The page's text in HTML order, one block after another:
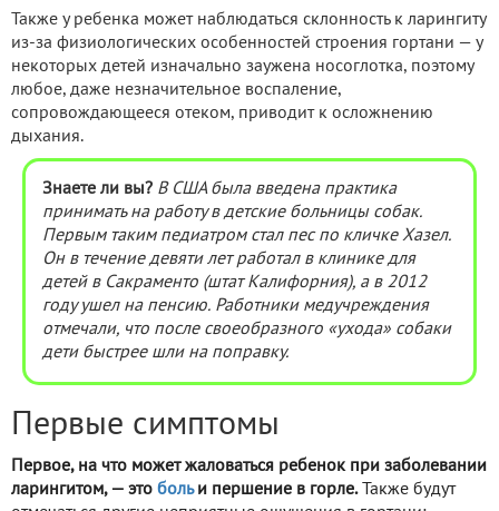
Также у ребенка может наблюдаться склонность к ларингиту
из-за физиологических особенностей строения гортани — у
некоторых детей изначально заужена носоглотка, поэтому
любое, даже незначительное воспаление,
сопровождающееся отеком, приводит к осложнению
дыхания.
Знаете ли вы? В США была введена практика
принимать на работу в детские больницы собак.
Первым таким педиатром стал пес по кличке Хазел.
Он в течение девяти лет работал в клинике для
детей в Сакраменто (штат Калифорния), а в 2012
году ушел на пенсию. Работники медучреждения
отмечали, что после своеобразного «ухода» собаки
дети быстрее шли на поправку.
Первые симптомы
Первое, на что может жаловаться ребенок при заболевании
ларингитом, — это больи першение в горле.Также будут